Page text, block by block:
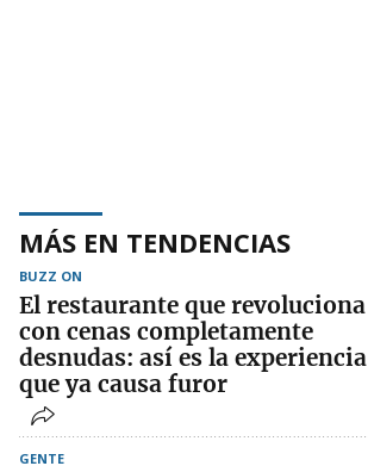
MÁS EN TENDENCIAS
BUZZ ON
El restaurante que revoluciona
con cenas completamente
desnudas: así es la experiencia
que ya causa furor
GENTE